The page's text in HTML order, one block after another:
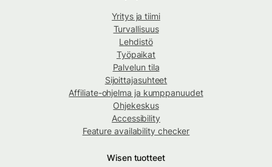
Yritys ja tiimi
Turvallisuus
Lehdistö
Työpaikat
Palvelun tila
Sijoittajasuhteet
Affiliate-ohjelma ja kumppanuudet
Ohjekeskus
Accessibility
Feature availability checker
Wisen tuotteet